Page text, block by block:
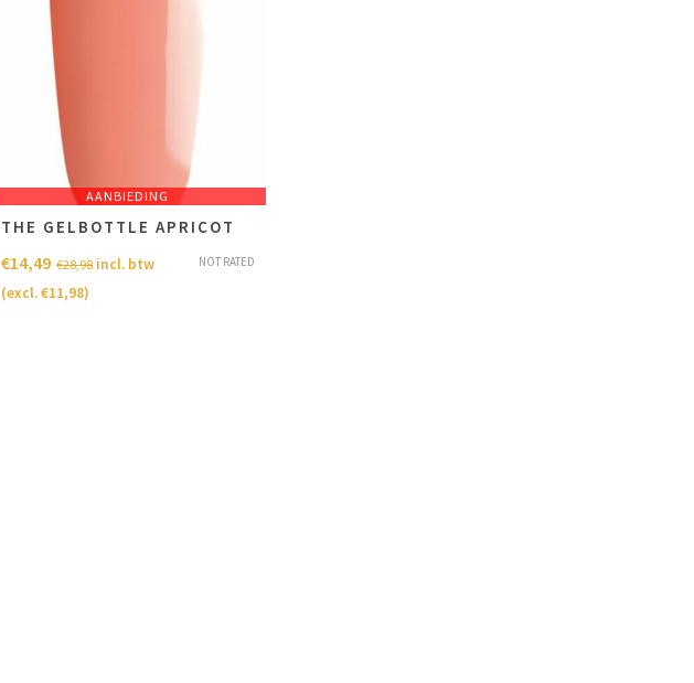
AANBIEDING
THE GELBOTTLE APRICOT
NOT RATED
€28,98
€14,49
incl. btw
(excl.€11,98)